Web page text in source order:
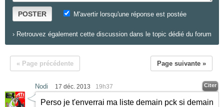
POSTER M'avertir lorsqu'une réponse est postée
› Retrouvez également cette discussion dans le topic dédié du forum
« Page précédente Page suivante »
Nodi 17 déc. 2013 19h37 Citer
Perso je t'enverrai ma liste demain pck si demain